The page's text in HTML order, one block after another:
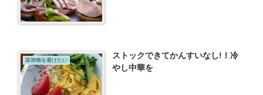
添加物を避けたい
ストックできてかんすいなし!！冷
やし中華を